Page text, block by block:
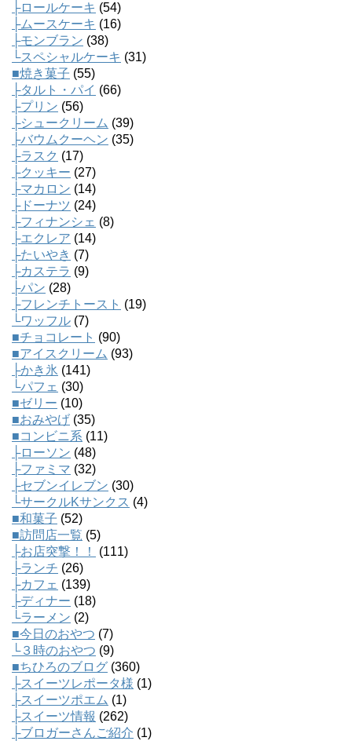
├ロールケーキ (54)
├ムースケーキ (16)
├モンブラン (38)
└スペシャルケーキ (31)
■焼き菓子 (55)
├タルト・パイ (66)
├プリン (56)
├シュークリーム (39)
├バウムクーヘン (35)
├ラスク (17)
├クッキー (27)
├マカロン (14)
├ドーナツ (24)
├フィナンシェ (8)
├エクレア (14)
├たいやき (7)
├カステラ (9)
├パン (28)
├フレンチトースト (19)
└ワッフル (7)
■チョコレート (90)
■アイスクリーム (93)
├かき氷 (141)
└パフェ (30)
■ゼリー (10)
■おみやげ (35)
■コンビニ系 (11)
├ローソン (48)
├ファミマ (32)
├セブンイレブン (30)
└サークルKサンクス (4)
■和菓子 (52)
■訪問店一覧 (5)
├お店突撃！！
(111)
├ランチ (26)
├カフェ (139)
├ディナー (18)
└ラーメン (2)
■今日のおやつ (7)
└３時のおやつ (9)
■ちひろのブログ (360)
├スイーツレポータ様 (1)
├スイーツポエム (1)
├スイーツ情報 (262)
├ブロガーさんご紹介 (1)